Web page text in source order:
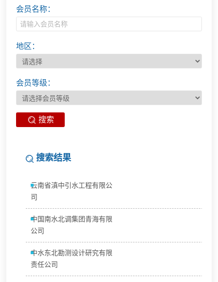
会员名称：
地区：
会员等级：
搜索
搜索结果
云南省滇中引水工程有限公
司
中国南水北调集团青海有限
公司
中水东北勘测设计研究有限
责任公司